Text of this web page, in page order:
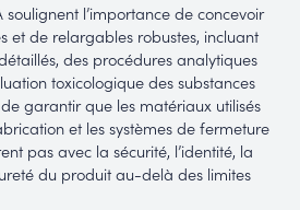
soulignent l’importance de concevoir
et de relargables robustes, incluant
des procédures analytiques
toxicologique des substances
de garantir que les matériaux utilisés
et les systèmes de fermeture
pas avec la sécurité, l’identité, la
du produit au-delà des limites